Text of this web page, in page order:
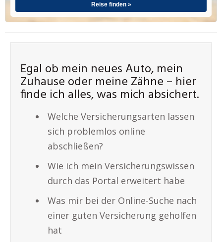
Reise finden »
Egal ob mein neues Auto, mein
Zuhause oder meine Zähne – hier
finde ich alles, was mich absichert.
Welche Versicherungsarten lassen
sich problemlos online
abschließen?
Wie ich mein Versicherungswissen
durch das Portal erweitert habe
Was mir bei der Online-Suche nach
einer guten Versicherung geholfen
hat